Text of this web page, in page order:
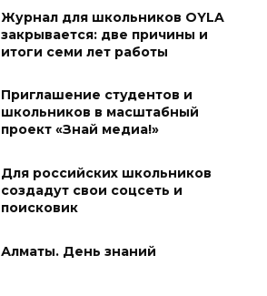
Журнал для школьников OYLA
закрывается: две причины и
итоги семи лет работы
Приглашение студентов и
школьников в масштабный
проект «Знай медиа!»
Для российских школьников
создадут свои соцсеть и
поисковик
Алматы. День знаний